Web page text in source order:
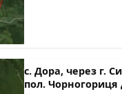
с. Дора, через г.
пол. Чорногориця